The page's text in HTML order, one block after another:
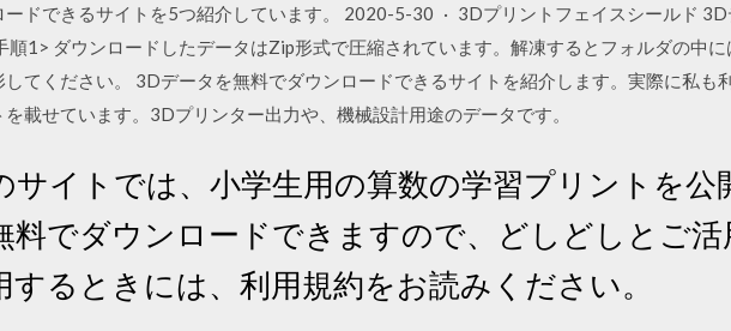
ードできるサイトを5つ紹介しています。 2020-5-30 · 3Dプリントフェイスシールド
順1> ダウンロードしたデータはZip形式で圧縮されています。解凍するとフォルダの中
してください。 3Dデータを無料でダウンロードできるサイトを紹介します。実際に私も
を載せています。3Dプリンター出力や、機械設計用途のデータです。
サイトでは、小学生用の算数の学習プリントを
料でダウンロードできますので、どしどしとご活
するときには、利用規約をお読みください。